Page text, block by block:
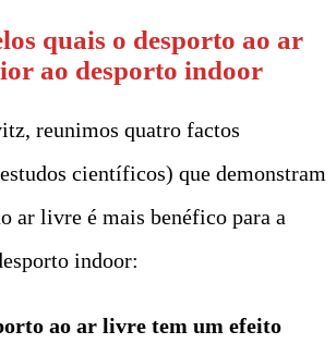
quais o desporto ao ar
ao desporto indoor
reunimos quatro factos
científicos) que demonstram
ar livre é mais benéfico para a
indoor:
ao ar livre tem um efeito